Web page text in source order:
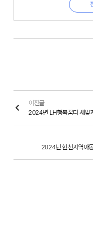
이전글
2024년 LH행복꿈터 새빛
2024년 현천지역아